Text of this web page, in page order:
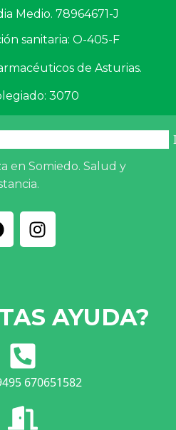
Medio. 78964671-J
sanitaria: O-405-F
de Asturias.
3070
en Somiedo. Salud y
AYUDA?
670651582